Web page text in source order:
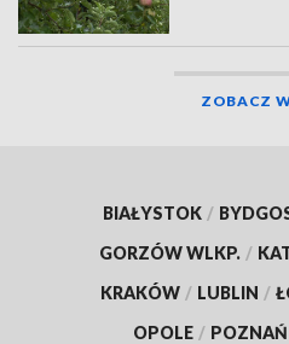
ZOBACZ
BIAŁYSTOK /
GORZÓW WLKP. /
KRAKÓW / LUBLIN /
OPOLE / POZNAŃ